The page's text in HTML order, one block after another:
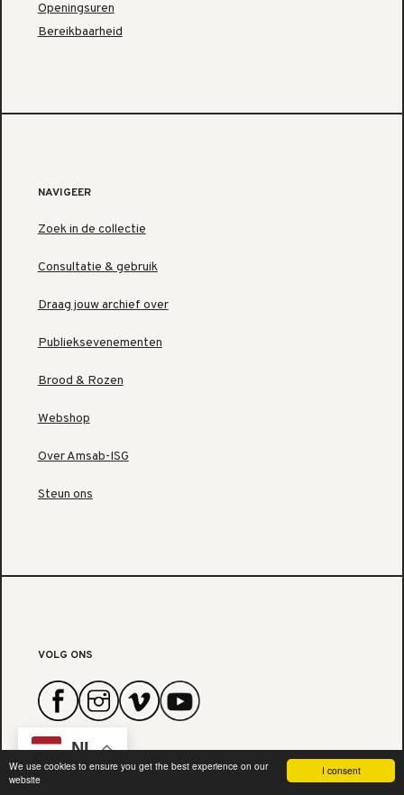
I consent
We use cookies to ensure you get the best experience on our
website
Openingsuren
Bereikbaarheid
NAVIGEER
Zoek in de collectie
Consultatie & gebruik
Draag jouw archief over
Publieksevenementen
Brood & Rozen
Webshop
Over Amsab-ISG
Steun ons
VOLG ONS
NL